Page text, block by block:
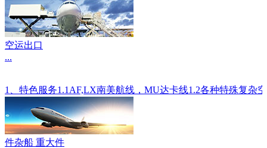
空运出口
...
1、特色服务1.1AF,LX南美航线，MU达卡线1.2各种特殊复杂
件杂船 重大件